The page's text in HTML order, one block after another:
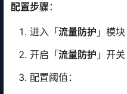
配置步骤 ：
进入「流量防护 」模块
开启「流量防护 」开关
配置阈值：